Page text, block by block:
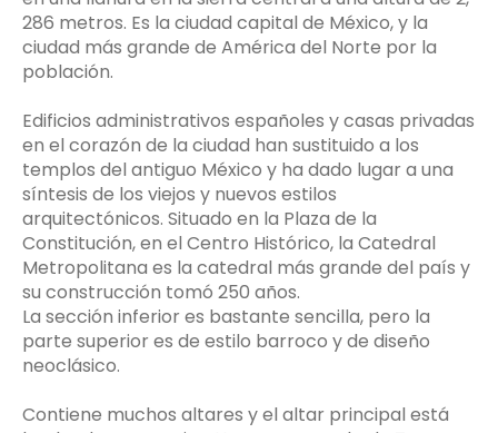
286 metros. Es la ciudad capital de México, y la
ciudad más grande de América del Norte por la
población.
Edificios administrativos españoles y casas privadas
en el corazón de la ciudad han sustituido a los
templos del antiguo México y ha dado lugar a una
síntesis de los viejos y nuevos estilos
arquitectónicos. Situado en la Plaza de la
Constitución, en el Centro Histórico, la Catedral
Metropolitana es la catedral más grande del país y
su construcción tomó 250 años.
La sección inferior es bastante sencilla, pero la
parte superior es de estilo barroco y de diseño
neoclásico.
Contiene muchos altares y el altar principal está